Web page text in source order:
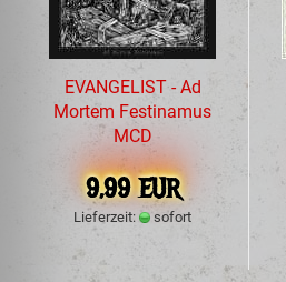
EVANGELIST - Ad
Mortem Festinamus
MCD
9,99 EUR
Lieferzeit: sofort